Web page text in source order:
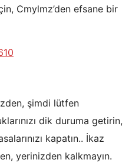
Cmylmz’den efsane bir
şimdi lütfen
dik duruma getirin,
kapatın.. İkaz
yerinizden kalkmayın.